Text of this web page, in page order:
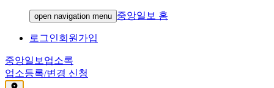
open navigation menu 중앙일보 홈
로그인회원가입
중앙일보 업소록
업소등록/변경 신청